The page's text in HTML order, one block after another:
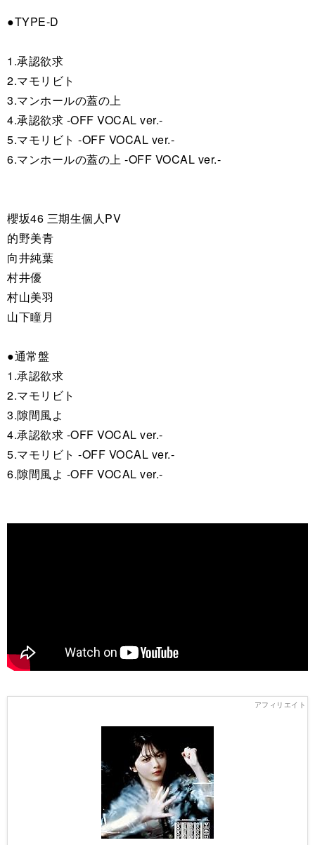
●TYPE-D
1.承認欲求
2.マモリビト
3.マンホールの蓋の上
4.承認欲求 -OFF VOCAL ver.-
5.マモリビト -OFF VOCAL ver.-
6.マンホールの蓋の上 -OFF VOCAL ver.-
櫻坂46 三期生個人PV
的野美青
向井純葉
村井優
村山美羽
山下瞳月
●通常盤
1.承認欲求
2.マモリビト
3.隙間風よ
4.承認欲求 -OFF VOCAL ver.-
5.マモリビト -OFF VOCAL ver.-
6.隙間風よ -OFF VOCAL ver.-